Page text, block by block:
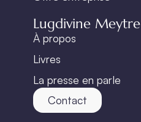
Lugdivine Meytre
À propos
Livres
La presse en parle
Contact